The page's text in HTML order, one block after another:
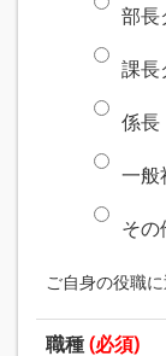
部長
課長
係長
一般
その
ご自身の役職
職種(必須)